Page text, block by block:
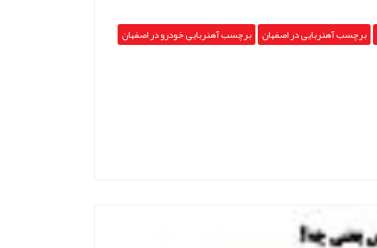
برچسب آهنربایی در اصفهان برچسب آهنربایی خودرو در اصفهان